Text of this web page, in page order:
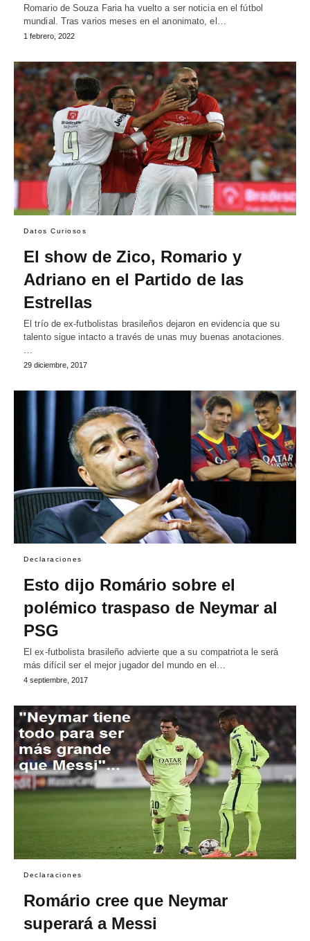
Romario de Souza Faria ha vuelto a ser noticia en el fútbol
mundial. Tras varios meses en el anonimato, el…
1 febrero, 2022
Datos Curiosos
El show de Zico, Romario y
Adriano en el Partido de las
Estrellas
El trío de ex-futbolistas brasileños dejaron en evidencia que su
talento sigue intacto a través de unas muy buenas anotaciones.
29 diciembre, 2017
Declaraciones
Esto dijo Romário sobre el
polémico traspaso de Neymar al
PSG
El ex-futbolista brasileño advierte que a su compatriota le será
más difícil ser el mejor jugador del mundo en el…
4 septiembre, 2017
Declaraciones
Romário cree que Neymar
superará a Messi